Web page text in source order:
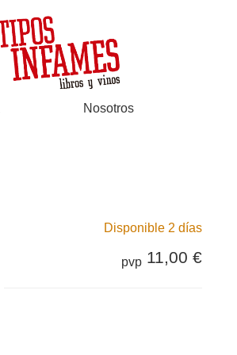
Nosotros
Disponible 2 días
pvp 11,00 €